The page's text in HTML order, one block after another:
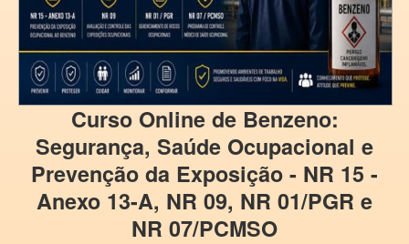
Curso Online de Benzeno:
Segurança, Saúde Ocupacional e
Prevenção da Exposição - NR 15 -
Anexo 13-A, NR 09, NR 01/PGR e
NR 07/PCMSO